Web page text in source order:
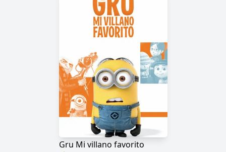
Gru Mi villano favorito